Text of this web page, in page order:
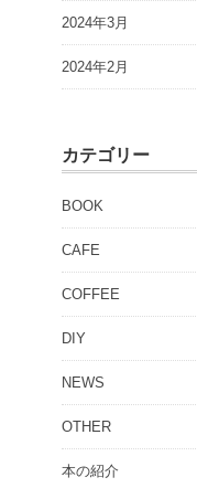
2024年3月
2024年2月
カテゴリー
BOOK
CAFE
COFFEE
DIY
NEWS
OTHER
本の紹介